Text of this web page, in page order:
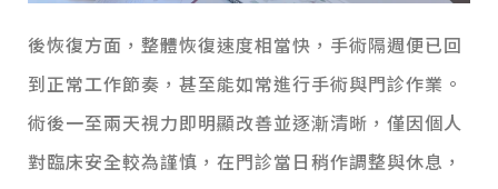
後恢復方面，整體恢復速度相當快，手術隔週便已回
到正常工作節奏，甚至能如常進行手術與門診作業。
術後一至兩天視力即明顯改善並逐漸清晰，僅因個人
對臨床安全較為謹慎，在門診當日稍作調整與休息，